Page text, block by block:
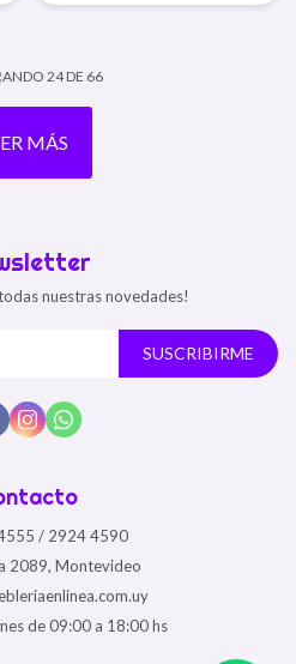
24DE 66
MÁS
/ 2924 4590
2089, Montevideo
de 09:00 a 18:00 hs
nuestras novedades!
SUSCRIBIRME
 